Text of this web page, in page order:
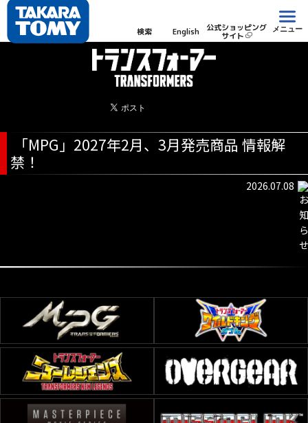
検索 English 公式ショッピング
サイト
メニュー
「MPG」2027年2月、3月発売商品 情報解
禁！
2026.07.08